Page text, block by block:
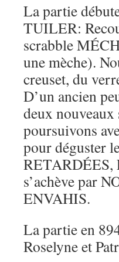
La partie
TUILER:
scrabble
une mèche).
creuset, du
D’un ancien
deux
poursuivons
pour déguster
RETARDÉES,
s’achève par
ENVAHIS.
La partie en
Roselyne et